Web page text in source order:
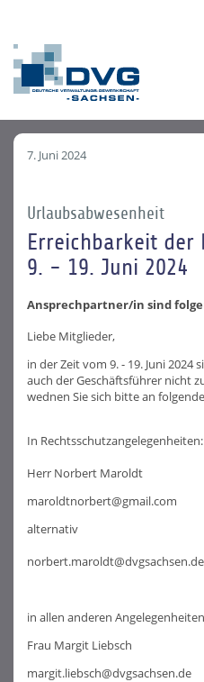
7. Juni 2024
Urlaubsabwesenheit
Erreichbarkeit der
9. - 19. Juni 2024
Ansprechpartner/in sind
Liebe Mitglieder,
in der Zeit vom 9. - 19. Juni 2024
auch der Geschäftsführer nicht
wednen Sie sich bitte an
In Rechtsschutzangelegenheiten:
Herr Norbert Maroldt
maroldtnorbert@gmail.com
alternativ
norbert.maroldt@dvgsachsen.de
in allen anderen
Frau Margit Liebsch
margit.liebsch@dvgsachsen.de